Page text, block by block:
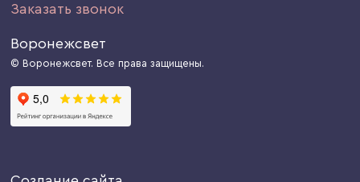
Заказать звонок
Воронежсвет
© Воронежсвет. Все права защищены.